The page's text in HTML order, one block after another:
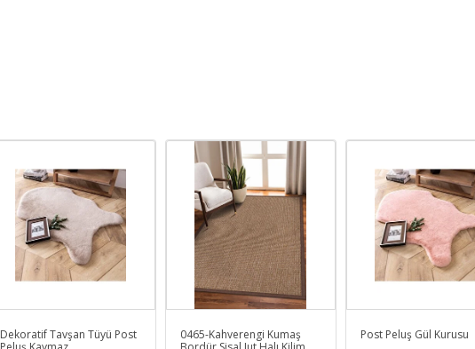
Dekoratif Tavşan Tüyü Post
0465-Kahverengi Kumaş
Post Peluş Gül Kurusu